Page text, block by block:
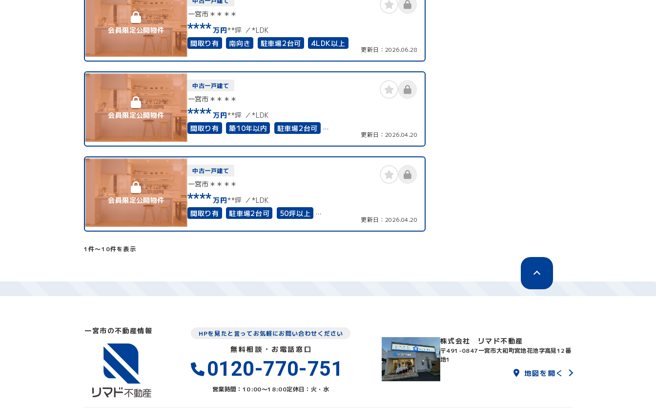
会員限定公開物件
一宮市＊＊＊＊
****万円**坪 *LDK
間取り有 南向き 駐車場2台可
4LDK以上
更新日： 2026.06.28
会員限定公開物件
中古一戸建て
一宮市＊＊＊＊
****万円**坪 *LDK
間取り有 築10年以内
駐車場2台可
更新日： 2026.04.20
会員限定公開物件
中古一戸建て
一宮市＊＊＊＊
****万円**坪 *LDK
間取り有 駐車場2台可
50坪以上
更新日： 2026.04.20
1件〜10件を表示
一宮市の不動産情報 HPを見たと言ってお気軽にお問い合わせください
無料相談・お電話窓口
0120-770-751
営業時間：10:00〜18:00定休日：火・水
株式会社 リマド不動産
〒491-0847一宮市大和町宮地花池字高見12番
地1
地図を開く